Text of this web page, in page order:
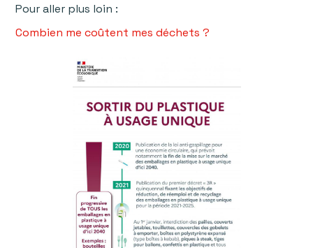
Pour aller plus loin :
Combien me coûtent mes déchets ?